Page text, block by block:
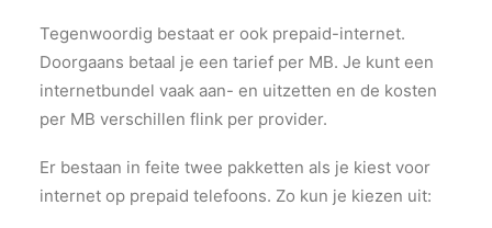
Tegenwoordig bestaat er ook prepaid-internet.
Doorgaans betaal je een tarief per MB. Je kunt een
internetbundel vaak aan- en uitzetten en de kosten
per MB verschillen flink per provider.
Er bestaan in feite twee pakketten als je kiest voor
internet op prepaid telefoons. Zo kun je kiezen uit: